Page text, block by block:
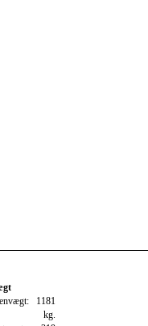
1181
kg.